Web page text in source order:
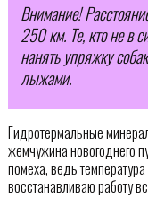
Внимание!
250 км. Те, кто не в
нанять упряжку
лыжами.
Гидротермальные
жемчужина новогоднего
помеха, ведь
восстанавливаю работу